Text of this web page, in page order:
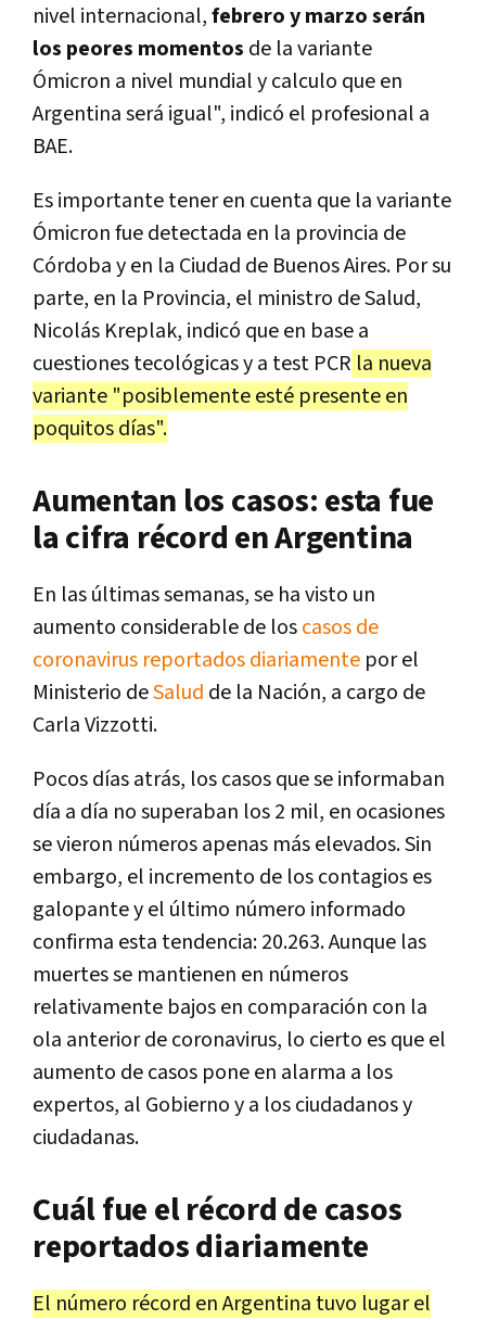
nivel internacional,febrero y marzo serán
los peores momentos de la variante
Ómicron a nivel mundial y calculo que en
Argentina será igual", indicó el profesional a
BAE.
Es importante tener en cuenta que la variante
Ómicron fue detectada en la provincia de
Córdoba y en la Ciudad de Buenos Aires. Por su
parte, en la Provincia, el ministro de Salud,
Nicolás Kreplak, indicó que en base a
cuestiones tecológicas y a test PCR la nueva
variante "posiblemente esté presente en
poquitos días".
Aumentan los casos: esta fue
la cifra récord en Argentina
En las últimas semanas, se ha visto un
aumento considerable de loscasos de
coronavirus reportados diariamente por el
Ministerio deSalud de la Nación, a cargo de
Carla Vizzotti.
Pocos días atrás, los casos que se informaban
día a día no superaban los 2 mil, en ocasiones
se vieron números apenas más elevados. Sin
embargo, el incremento de los contagios es
galopante y el último número informado
confirma esta tendencia: 20.263. Aunque las
muertes se mantienen en números
relativamente bajos en comparación con la
ola anterior de coronavirus, lo cierto es que el
aumento de casos pone en alarma a los
expertos, al Gobierno y a los ciudadanos y
ciudadanas.
Cuál fue el récord de casos
reportados diariamente
El número récord en Argentina tuvo lugar el